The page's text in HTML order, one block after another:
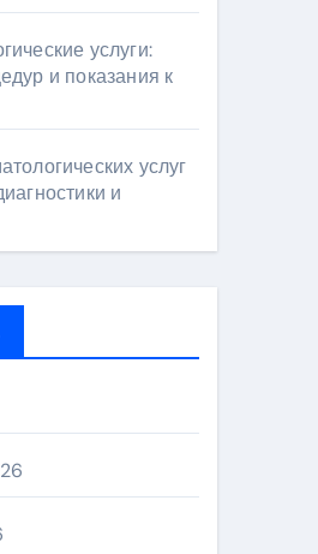
услуги:
и показания к
услуг
и